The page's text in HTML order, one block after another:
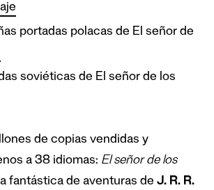
portadas polacas de El señor de
soviéticas de El señor de los
de copias vendidas y
a 38 idiomas: El señor de los
fantástica de aventuras de J. R. R.